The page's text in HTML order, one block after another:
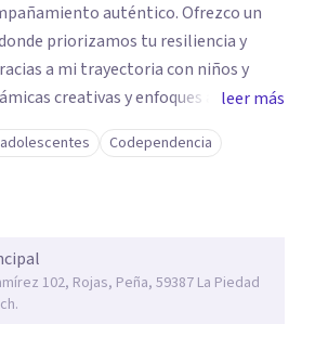
auténtico. ​Ofrezco un
priorizamos tu resiliencia y
a mi trayectoria con niños y
creativas y enfoques adaptados
Estoy aquí para escucharte
necesarias para fortalecer
leer más
Codependencia
102, Rojas, Peña, 59387 La Piedad